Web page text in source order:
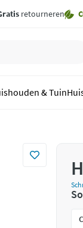
retourneren
& Tuin